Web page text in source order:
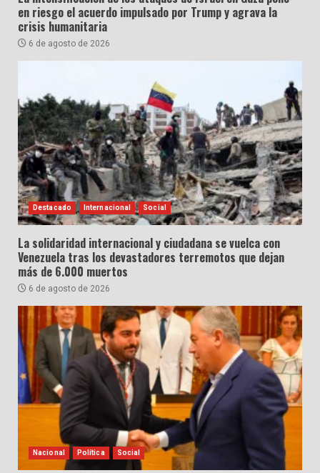
en riesgo el acuerdo impulsado por Trump y agrava la
crisis humanitaria
6 de agosto de 2026
Destacado Internacional Social
La solidaridad internacional y ciudadana se vuelca con
Venezuela tras los devastadores terremotos que dejan
más de 6.000 muertos
6 de agosto de 2026
Nacional Política Social